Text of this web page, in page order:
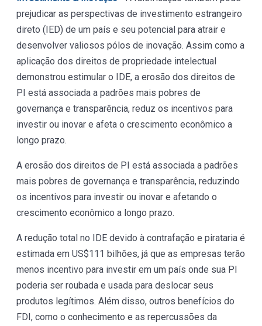
prejudicar as perspectivas de investimento estrangeiro
direto (IED) de um país e seu potencial para atrair e
desenvolver valiosos pólos de inovação. Assim como a
aplicação dos direitos de propriedade intelectual
demonstrou estimular o IDE, a erosão dos direitos de
PI está associada a padrões mais pobres de
governança e transparência, reduz os incentivos para
investir ou inovar e afeta o crescimento econômico a
longo prazo.
A erosão dos direitos de PI está associada a padrões
mais pobres de governança e transparência, reduzindo
os incentivos para investir ou inovar e afetando o
crescimento econômico a longo prazo.
A redução total no IDE devido à contrafação e pirataria é
estimada em US$111 bilhões, já que as empresas terão
menos incentivo para investir em um país onde sua PI
poderia ser roubada e usada para deslocar seus
produtos legítimos. Além disso, outros benefícios do
FDI, como o conhecimento e as repercussões da